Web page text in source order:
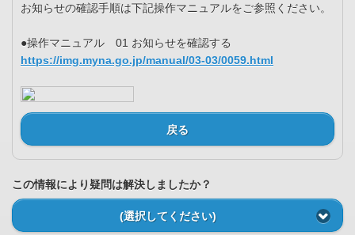
お知らせの確認手順は下記操作マニュアルをご参照ください。
●操作マニュアル 01 お知らせを確認する
https://img.myna.go.jp/manual/03-03/0059.html
戻る
この情報により疑問は解決しましたか？
(選択してください)